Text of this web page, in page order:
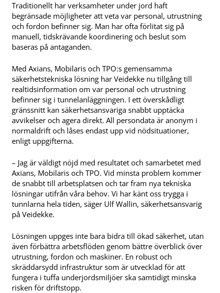
Traditionellt har verksamheter under jord haft
begränsade möjligheter att veta var personal, utrustning
och fordon befinner sig. Man har ofta förlitat sig på
manuell, tidskrävande koordinering och beslut som
baseras på antaganden.
Med Axians, Mobilaris och TPO:s gemensamma
säkerhetstekniska lösning har Veidekke nu tillgång till
realtidsinformation om var personal och utrustning
befinner sig i tunnelanläggningen. I ett överskådligt
gränssnitt kan säkerhetsansvariga snabbt upptäcka
avvikelser och agera direkt. All persondata är anonym i
normaldrift och låses endast upp vid nödsituationer,
enligt uppgifterna.
– Jag är väldigt nöjd med resultatet och samarbetet med
Axians, Mobilaris och TPO. Vid minsta problem kommer
de snabbt till arbetsplatsen och tar fram nya tekniska
lösningar utifrån våra behov. Vi har känt oss trygga i
tunnlarna hela tiden, säger Ulf Wallin, säkerhetsansvarig
på Veidekke.
Lösningen uppges inte bara bidra till ökad säkerhet, utan
även förbättra arbetsflöden genom bättre överblick över
utrustning, fordon och maskiner. En robust och
skräddarsydd infrastruktur som är utvecklad för att
fungera i tuffa underjordsmiljöer ska samtidigt minska
risken för driftstopp.